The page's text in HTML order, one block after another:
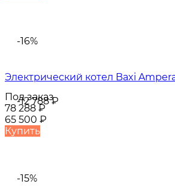
-16%
-12 788₽
Электрический котел Baxi
Под заказ
78 288 ₽
65 500 ₽
Купить
-15%